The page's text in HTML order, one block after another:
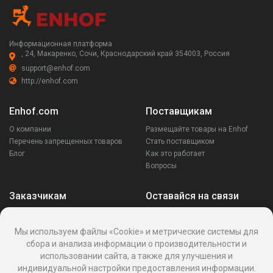
Информационная платформа
, 24, Макаренко, Сочи, Краснодарский край 354003, Россия
support@enhof.com
http://enhof.com
Enhof.com
О компании
Перечень запрещенных товаров
Блог
Поставщикам
Размещайте товары на Enhof
Стать поставщиком
Как это работает
Вопросы
Заказчикам
Написать поставщику
Оставайся на связи
Мы используем файлы «Cookie» и метрические системы для
сбора и анализа информации о производительности и
использовании сайта, а также для улучшения и
индивидуальной настройки предоставления информации.